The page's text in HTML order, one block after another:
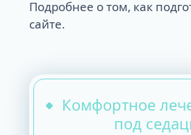
Подробнее о том, как
сайте.
Комфортное
под